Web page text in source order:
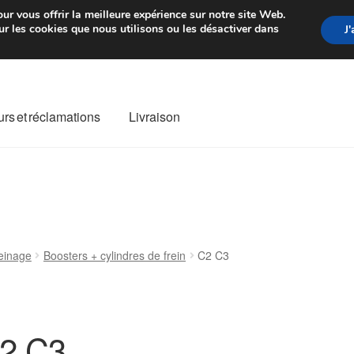
de 7 EUR Du lundi au
et réclamations Livraison
Boosters + cylindres de frein C2 C3
vous offrir la meilleure expérience sur notre site Web.
les cookies que nous utilisons ou les désactiver dans